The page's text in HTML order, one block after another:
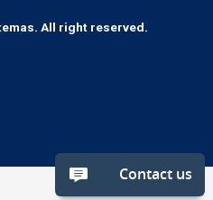
All right reserved.
Contact us